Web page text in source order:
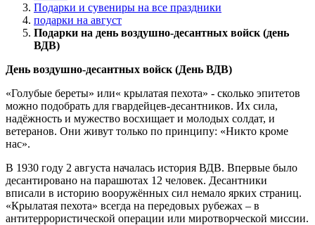
Подарки и сувениры на все праздники
подарки на август
Подарки на день воздушно-десантных войск (день
ВДВ)
День воздушно-десантных войск (День ВДВ)
«Голубые береты» или« крылатая пехота» - сколько эпитетов
можно подобрать для гвардейцев-десантников. Их сила,
надёжность и мужество восхищает и молодых солдат, и
ветеранов. Они живут только по принципу: «Никто кроме
нас».
В 1930 году 2 августа началась история ВДВ. Впервые было
десантировано на парашютах 12 человек. Десантники
вписали в историю вооружённых сил немало ярких страниц.
«Крылатая пехота» всегда на передовых рубежах – в
антитеррористической операции или миротворческой миссии.